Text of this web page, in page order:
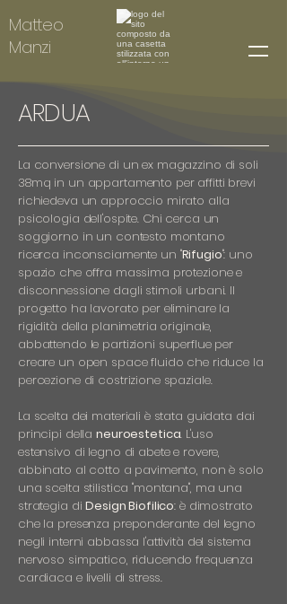
Matteo
Manzi
ARDUA
La conversione di un ex magazzino di soli
38mq in un appartamento per affitti brevi
richiedeva un approccio mirato alla
psicologia dell'ospite. Chi cerca un
soggiorno in un contesto montano
ricerca inconsciamente un "Rifugio": uno
spazio che offra massima protezione e
disconnessione dagli stimoli urbani. Il
progetto ha lavorato per eliminare la
rigidità della planimetria originale,
abbattendo le partizioni superflue per
creare un open space fluido che riduce la
percezione di costrizione spaziale.
La scelta dei materiali è stata guidata dai
principi dellaneuroestetica. L'uso
estensivo di legno di abete e rovere,
abbinato al cotto a pavimento, non è solo
una scelta stilistica "montana", ma una
strategia diDesign Biofilico: è dimostrato
che la presenza preponderante del legno
negli interni abbassa l'attività del sistema
nervoso simpatico, riducendo frequenza
cardiaca e livelli di stress.